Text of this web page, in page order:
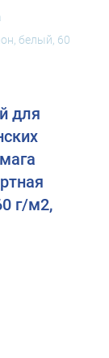
белый, 60
для
г/м2,